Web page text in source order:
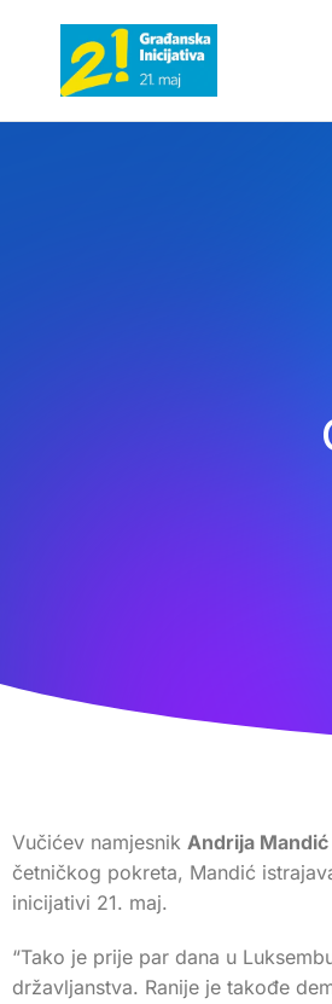
Vučićev namjesnik Andrija Mandić
četničkog pokreta, Mandić
inicijativi 21. maj.
“Tako je prije par dana u
državljanstva. Ranije je takođe